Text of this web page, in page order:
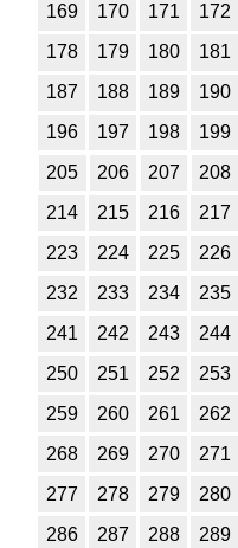
2 3 4 5
2 3 4 5
2 3 4 5
2 3 4 5
2 3 4 5
169 170 171 172
178
179 180 181
187
188 189 190
196
197 198 199
205
206 207 208
214
215 216 217
223
224 225 226
232
233 234 235
241
242 243 244
250
251 252 253
259
260 261 262
268
269 270 271
277
278 279 280
286
287 288 289